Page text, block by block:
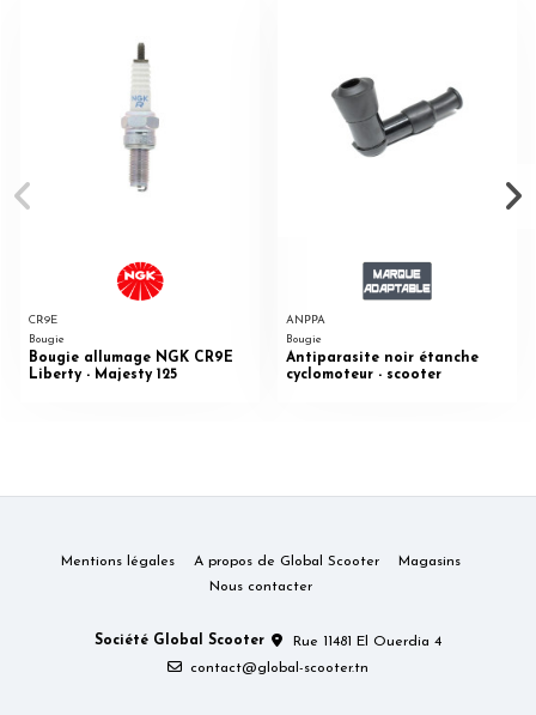
CR9E
Bougie
Bougie allumage NGK CR9E
Liberty - Majesty 125
ANPPA
Bougie
Antiparasite noir étanche
cyclomoteur - scooter
Mentions légales A propos de Global Scooter
Magasins
Nous contacter
Société Global Scooter
Rue 11481 El Ouerdia 4
contact@global-scooter.tn